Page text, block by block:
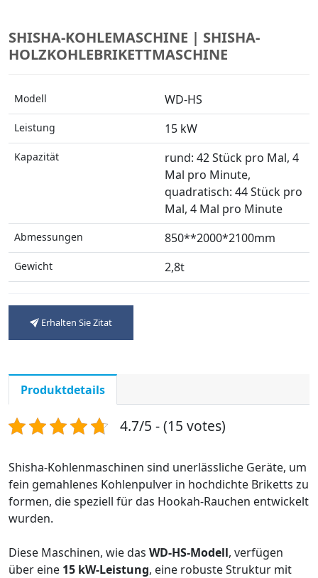
SHISHA-KOHLEMASCHINE | SHISHA-
HOLZKOHLEBRIKETTMASCHINE
Modell WD-HS
Leistung 15 kW
Kapazität
rund: 42 Stück pro Mal, 4
Mal pro Minute,
quadratisch: 44 Stück pro
Mal, 4 Mal pro Minute
Abmessungen 850**2000*2100mm
Gewicht 2,8t
Erhalten Sie Zitat
Produktdetails
4.7/5 - (15 votes)
Shisha-Kohlenmaschinen sind unerlässliche Geräte, um
fein gemahlenes Kohlenpulver in hochdichte Briketts zu
formen, die speziell für das Hookah-Rauchen entwickelt
wurden.
Diese Maschinen, wie das WD-HS-Modell, verfügen
über eine 15 kW-Leistung, eine robuste Struktur mit